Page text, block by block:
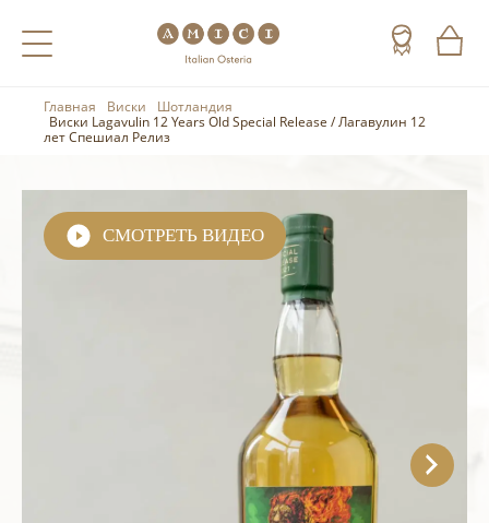
Назад
Чай
Кофе
Назад
Шампанское
Игристое вино
Назад
Коньяк
Арманьяк
Главная Виски
Шотландия
Виски Lagavulin 12 Years Old Special Release / Лагавулин 12
лет Спешиал Релиз
СМОТРЕТЬ ВИДЕО